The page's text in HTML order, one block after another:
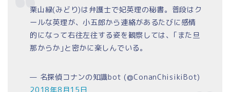
栗山緑(みどり)は弁護士で妃英理の秘書。普段はク
ールな英理が、小五郎から連絡があるたびに感情
的になって右往左往する姿を観察しては、｢また旦
那からか｣と密かに楽しんでいる。
— 名探偵コナンの知識bot (@ConanChisikiBot)